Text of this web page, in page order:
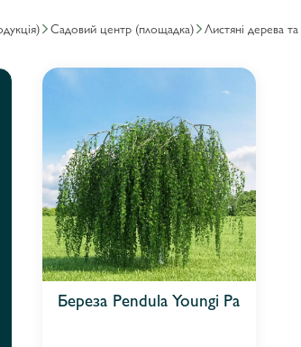
садовий центр (площадка) листяні дерева
Береза Pendula Youngi Pa